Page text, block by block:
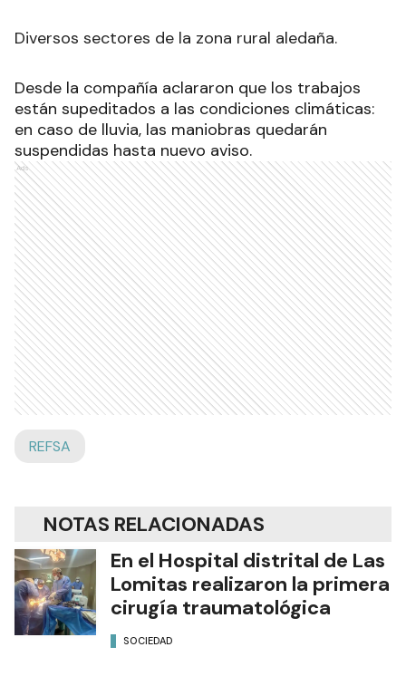
Diversos sectores de la zona rural aledaña.
Desde la compañía aclararon que los trabajos
están supeditados a las condiciones climáticas:
en caso de lluvia, las maniobras quedarán
suspendidas hasta nuevo aviso.
Ads
REFSA
NOTAS RELACIONADAS
En el Hospital distrital de Las
Lomitas realizaron la primera
cirugía traumatológica
SOCIEDAD